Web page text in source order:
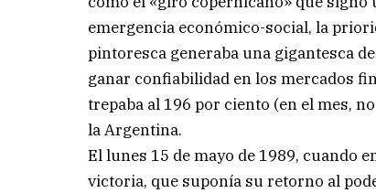
emergencia económico-social, la
pintoresca generaba una gigantesca
ganar confiabilidad en los mercados
trepaba al 196 por ciento (en el mes,
la Argentina.
El lunes 15 de mayo de 1989, cuando
victoria, que suponía su retorno al